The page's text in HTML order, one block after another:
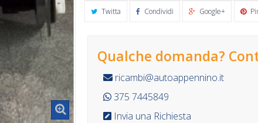
Twitta Condividi Google+
Qualche domanda?
ricambi@autoappennino.it
375 7445849
Invia una Richiesta